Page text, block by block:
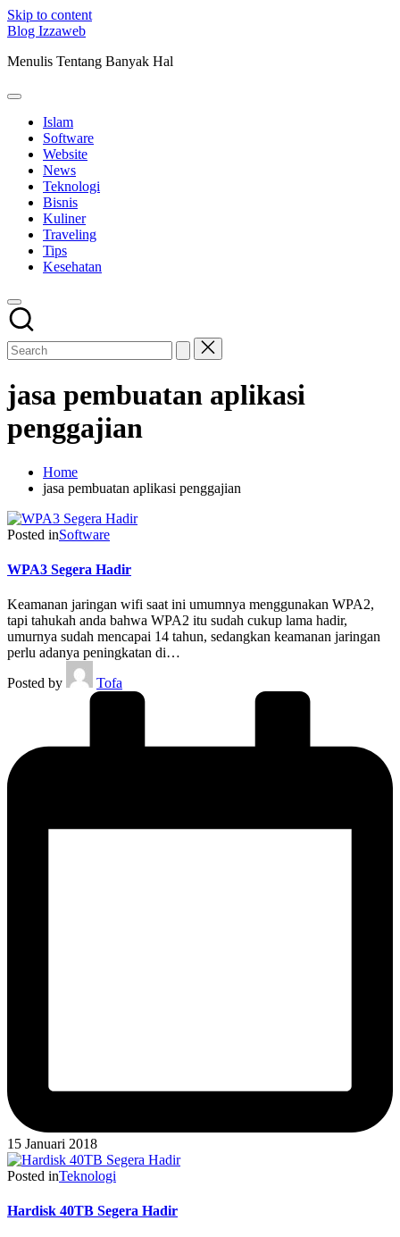
Skip to content
Blog Izzaweb
Menulis Tentang Banyak Hal
Islam
Software
Website
News
Teknologi
Bisnis
Kuliner
Traveling
Tips
Kesehatan
jasa pembuatan aplikasi
penggajian
Home
jasa pembuatan aplikasi penggajian
Posted inSoftware
WPA3 Segera Hadir
Keamanan jaringan wifi saat ini umumnya menggunakan WPA2,
tapi tahukah anda bahwa WPA2 itu sudah cukup lama hadir,
umurnya sudah mencapai 14 tahun, sedangkan keamanan jaringan
perlu adanya peningkatan di…
Posted by
Tofa
15 Januari 2018
Posted inTeknologi
Hardisk 40TB Segera Hadir